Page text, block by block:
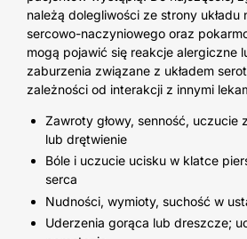
należą dolegliwości ze strony układu
sercowo-naczyniowego oraz
mogą pojawić się reakcje alergiczne
zaburzenia związane z układem
zależności od interakcji z innymi
Zawroty głowy, senność, uczucie
lub drętwienie
Bóle i uczucie ucisku w klatce
serca
Nudności, wymioty, suchość w
Uderzenia gorąca lub dreszcze;